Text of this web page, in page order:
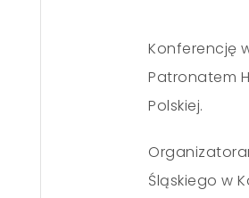
Konferencję
Patronatem
Polskiej.
Śląskiego w